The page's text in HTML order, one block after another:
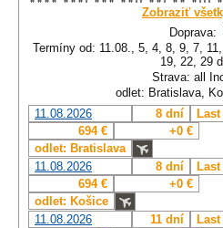
Zobraziť
Doprava:
Termíny od: 11.08., 5, 4, 8, 9, 7,
19, 22, 29
Strava: all
odlet: Bratislava,
11.08.2026
8 dní
694 €
+0 €
odlet: Bratislava
11.08.2026
8 dní
694 €
+0 €
odlet: Košice
11.08.2026
11 dní